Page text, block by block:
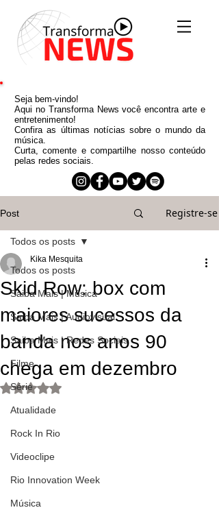
Seja bem-vindo!
Aqui no Transforma News você encontra arte e
entretenimento!
Confira as últimas notícias sobre o mundo da
música.
Curta, comente e compartilhe nosso conteúdo
pelas redes sociais.
Post Registre-se
Todos os posts
Saiba Mais | Música
Saiba Mais | Audiovisual
Saiba Mais | Redes Sociais
Filme
Série
Atualidade
Rock In Rio
Videoclipe
Rio Innovation Week
Música
Todos os posts
Skid Row: box com
maiores sucessos da
banda nos anos 90
chega em dezembro
Kika Mesquita
Avaliado com NaN de 5 estrelas.